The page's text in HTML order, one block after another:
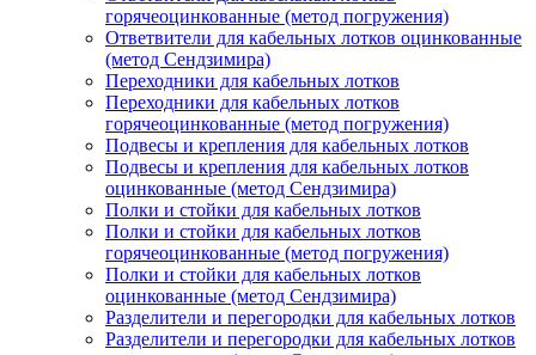
горячеоцинкованные (метод погружения)
Ответвители для кабельных лотков оцинкованные
(метод Сендзимира)
Переходники для кабельных лотков
Переходники для кабельных лотков
горячеоцинкованные (метод погружения)
Подвесы и крепления для кабельных лотков
Подвесы и крепления для кабельных лотков
оцинкованные (метод Сендзимира)
Полки и стойки для кабельных лотков
Полки и стойки для кабельных лотков
горячеоцинкованные (метод погружения)
Полки и стойки для кабельных лотков
оцинкованные (метод Сендзимира)
Разделители и перегородки для кабельных лотков
Разделители и перегородки для кабельных лотков